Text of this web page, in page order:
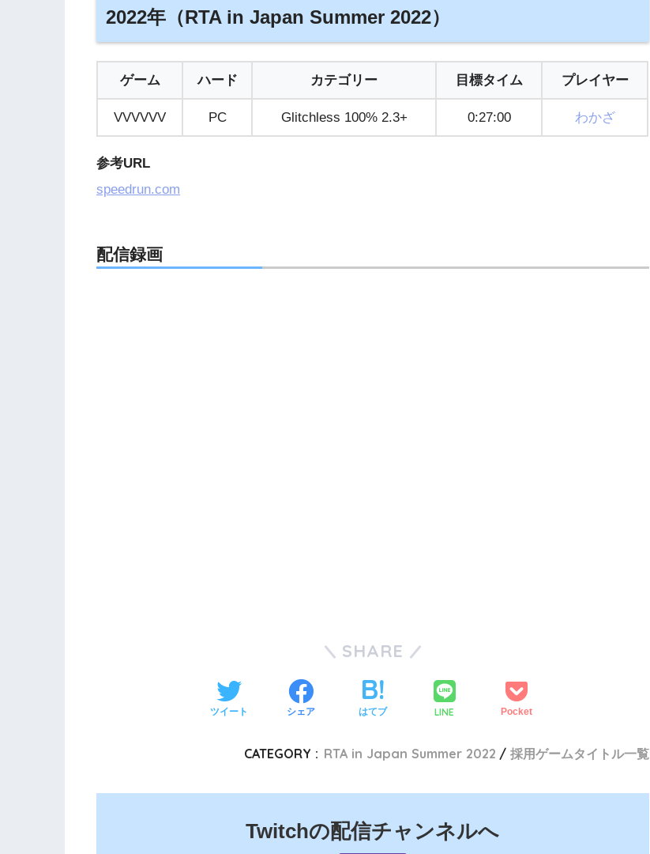
2022年（RTA in Japan Summer 2022）
ゲーム ハード カテゴリー 目標タイム プレイヤー
VVVVVV PC Glitchless 100% 2.3+ 0:27:00 わかざ
参考URL
speedrun.com
配信録画
SHARE
ツイート シェア はてブ LINE Pocket
CATEGORY : RTA in Japan Summer 2022 採用ゲームタイトル一覧
Twitchの配信チャンネルへ